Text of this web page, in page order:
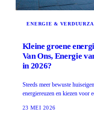
ENERGIE &
Kleine groene
Van Ons, Energie
in 2026?
Steeds meer bewuste
energiereuzen en kiezen voor
23 MEI 2026